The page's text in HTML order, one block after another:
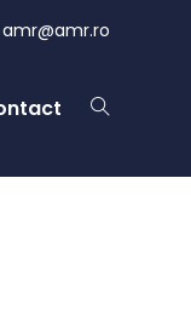
amr@amr.ro